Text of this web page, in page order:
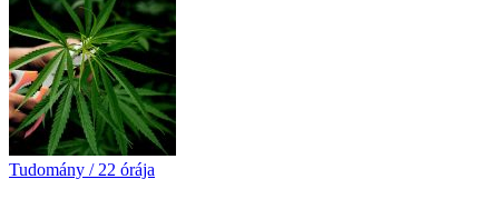
Tudomány / 22 órája